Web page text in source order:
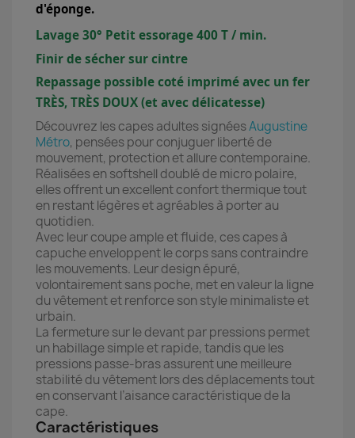
d'éponge.
Lavage 30° Petit essorage 400 T / min.
Finir de sécher sur cintre
Repassage possible coté imprimé avec un fer
TRÈS, TRÈS DOUX (et avec délicatesse)
Découvrez les capes adultes signéesAugustine
Métro, pensées pour conjuguer liberté de
mouvement, protection et allure contemporaine.
Réalisées en softshell doublé de micro polaire,
elles offrent un excellent confort thermique tout
en restant légères et agréables à porter au
quotidien.
Avec leur coupe ample et fluide, ces capes à
capuche enveloppent le corps sans contraindre
les mouvements. Leur design épuré,
volontairement sans poche, met en valeur la ligne
du vêtement et renforce son style minimaliste et
urbain.
La fermeture sur le devant par pressions permet
un habillage simple et rapide, tandis que les
pressions passe-bras assurent une meilleure
stabilité du vêtement lors des déplacements tout
en conservant l’aisance caractéristique de la
cape.
Caractéristiques